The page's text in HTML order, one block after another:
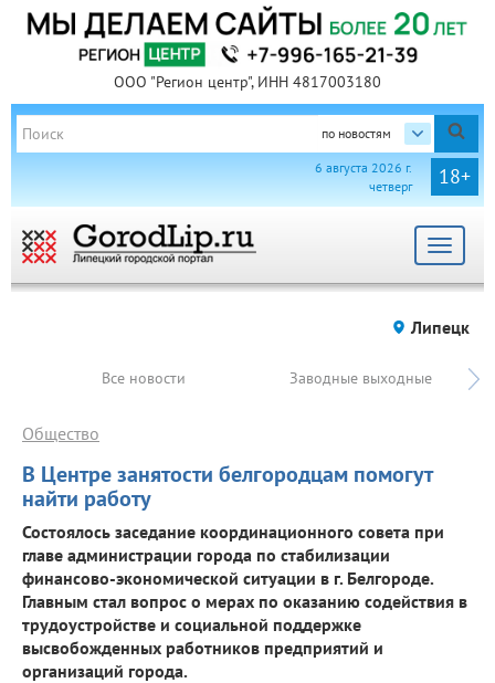
ООО "Регион центр", ИНН 4817003180
по новостям
18+
6 августа 2026 г.
четверг
Toggle
Липецк
Все новости Заводные выходные
В Центре занятости белгородцам помогут
найти работу
Общество
Состоялось заседание координационного совета при
главе администрации города по стабилизации
финансово-экономической ситуации в г. Белгороде.
Главным стал вопрос о мерах по оказанию содействия в
трудоустройстве и социальной поддержке
высвобожденных работников предприятий и
организаций города.